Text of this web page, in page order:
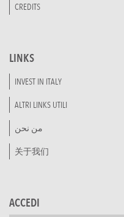
CREDITS
LINKS
INVEST IN ITALY
ALTRI LINKS UTILI
من نحن
关于我们
ACCEDI